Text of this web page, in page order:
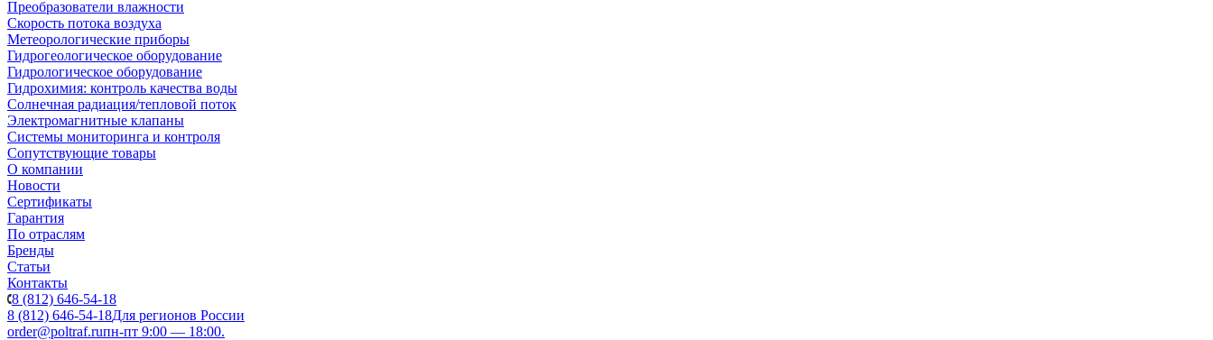
Преобразователи влажности
Скорость потока воздуха
Метеорологические приборы
Гидрогеологическое оборудование
Гидрологическое оборудование
Гидрохимия: контроль качества воды
Солнечная радиация/тепловой поток
Электромагнитные клапаны
Системы мониторинга и контроля
Сопутствующие товары
О компании
Новости
Сертификаты
Гарантия
По отраслям
Бренды
Статьи
Контакты
8 (812) 646-54-18
8 (812) 646-54-18Для регионов России
order@poltraf.ruпн-пт 9:00 — 18:00.